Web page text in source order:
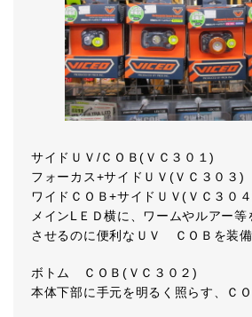
サイドＵＶ/ＣＯＢ(ＶＣ３０１)
フォーカス+サイドＵＶ(ＶＣ３０３)
ワイドＣＯＢ+サイドＵＶ(ＶＣ３０
メインLＥＤ横に、ワームやルアー等
させるのに便利なＵＶ ＣＯＢを装備
ボトム ＣＯＢ(ＶＣ３０２)
本体下部に手元を明るく照らす、ＣＯ